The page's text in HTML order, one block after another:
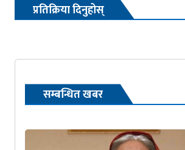
प्रतिक्रिया दिनुहोस्
सम्बन्धित खबर